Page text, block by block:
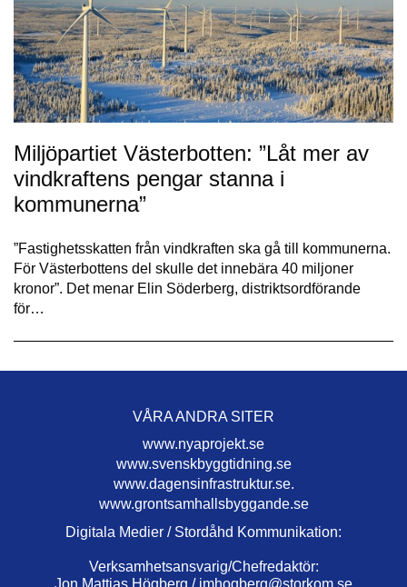
Miljöpartiet Västerbotten: ”Låt mer av
vindkraftens pengar stanna i
kommunerna”
”Fastighetsskatten från vindkraften ska gå till kommunerna.
För Västerbottens del skulle det innebära 40 miljoner
kronor”. Det menar Elin Söderberg, distriktsordförande
för…
VÅRA ANDRA SITER
www.nyaprojekt.se
www.svenskbyggtidning.se
www.dagensinfrastruktur.se.
www.grontsamhallsbyggande.se
Digitala Medier / Stordåhd Kommunikation:
Verksamhetsansvarig/Chefredaktör: